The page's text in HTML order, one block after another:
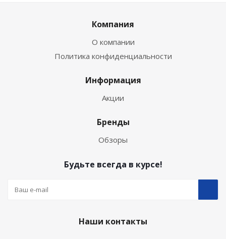
Компания
О компании
Политика конфиденциальности
Информация
Акции
Бренды
Обзоры
Будьте всегда в курсе!
Наши контакты